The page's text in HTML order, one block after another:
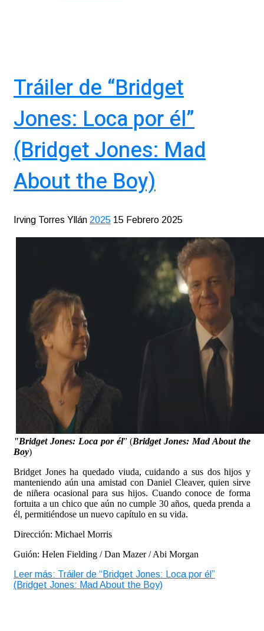
Tráiler de “Bridget
Jones: Loca por él”
(Bridget Jones: Mad
About the Boy)
Irving Torres Yllán 2025 15 Febrero 2025
"Bridget Jones: Loca por él” (Bridget Jones: Mad About the
Boy)
Bridget Jones ha quedado viuda, cuidando a sus dos hijos y
manteniendo aún una amistad con Daniel Cleaver, quien sirve
de niñera ocasional para sus hijos. Cuando conoce de forma
fortuita a un chico que aún no cumple 30 años, queda prenda a
él, permitiéndose un nuevo capítulo en su vida.
Dirección: Michael Morris
Guión: Helen Fielding / Dan Mazer / Abi Morgan
Leer más: Tráiler de “Bridget Jones: Loca por él”
(Bridget Jones: Mad About the Boy)